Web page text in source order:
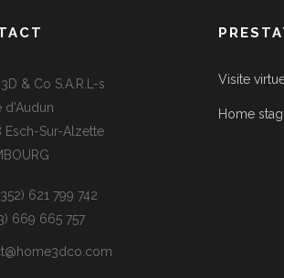
& Co S.A.R.L-s
d’Audun
Esch-Sur-Alzette
621 799 742
669 665 757
Visite
Home